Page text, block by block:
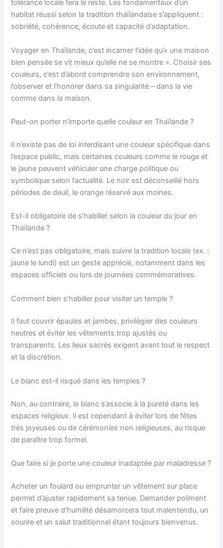
tolérance locale fera le reste. Les fondamentaux d’un
habitat réussi selon la tradition thaïlandaise s’appliquent :
sobriété, cohérence, écoute et capacité d’adaptation.
Voyager en Thaïlande, c’est incarner l’idée qu’« une maison
bien pensée se vit mieux qu’elle ne se montre ». Choisir ses
couleurs, c’est d’abord comprendre son environnement,
l’observer et l’honorer dans sa singularité – dans la vie
comme dans la maison.
Peut-on porter n’importe quelle couleur en Thaïlande ?
Il n’existe pas de loi interdisant une couleur spécifique dans
l’espace public, mais certaines couleurs comme le rouge et
le jaune peuvent véhiculer une charge politique ou
symbolique selon l’actualité. Le noir est déconseillé hors
périodes de deuil, le orange réservé aux moines.
Est-il obligatoire de s’habiller selon la couleur du jour en
Thaïlande ?
Ce n’est pas obligatoire, mais suivre la tradition locale (ex. :
jaune le lundi) est un geste apprécié, notamment dans les
espaces officiels ou lors de journées commémoratives.
Comment bien s’habiller pour visiter un temple ?
Il faut couvrir épaules et jambes, privilégier des couleurs
neutres et éviter les vêtements trop ajustés ou
transparents. Les lieux sacrés exigent avant tout le respect
et la discrétion.
Le blanc est-il risqué dans les temples ?
Non, au contraire, le blanc s’associe à la pureté dans les
espaces religieux. Il est cependant à éviter lors de fêtes
très joyeuses ou de cérémonies non religieuses, au risque
de paraître trop formel.
Que faire si je porte une couleur inadaptée par maladresse ?
Acheter un foulard ou emprunter un vêtement sur place
permet d’ajuster rapidement sa tenue. Demander poliment
et faire preuve d’humilité désamorcera tout malentendu, un
sourire et un salut traditionnel étant toujours bienvenus.